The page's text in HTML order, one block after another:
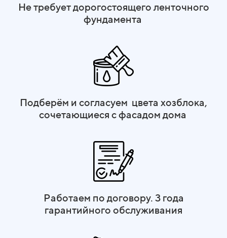
Не требует дорогостоящего ленточного
фундамента
Подберём и согласуем цвета хозблока,
сочетающиеся с фасадом дома
Работаем по договору. 3 года
гарантийного обслуживания